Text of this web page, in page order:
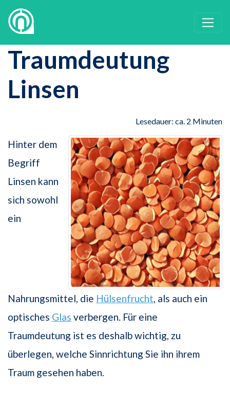
Traumdeutung
Linsen
Lesedauer: ca. 2 Minuten
Hinter dem
Begriff
Linsen kann
sich sowohl
ein
Nahrungsmittel, die Hülsenfrucht, als auch ein
optisches Glas verbergen. Für eine
Traumdeutung ist es deshalb wichtig, zu
überlegen, welche Sinnrichtung Sie ihn ihrem
Traum gesehen haben.